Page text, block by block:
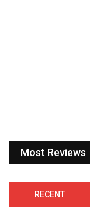
Most Reviews
RECENT